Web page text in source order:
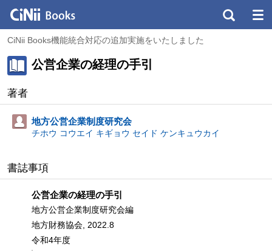
CiNii Books機能統合対応の追加実施をいたしました
公営企業の経理の手引
著者
地方公営企業制度研究会
チホウ コウエイ キギョウ セイド ケンキュウカイ
書誌事項
公営企業の経理の手引
地方公営企業制度研究会編
地方財務協会, 2022.8
令和4年度